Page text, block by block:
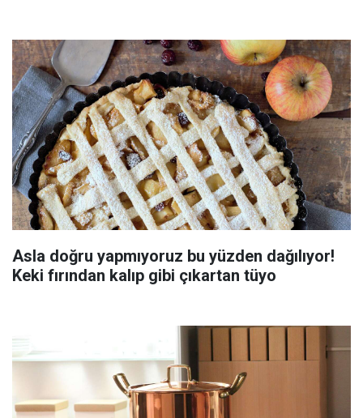
Asla doğru yapmıyoruz bu yüzden dağılıyor!
Keki fırından kalıp gibi çıkartan tüyo